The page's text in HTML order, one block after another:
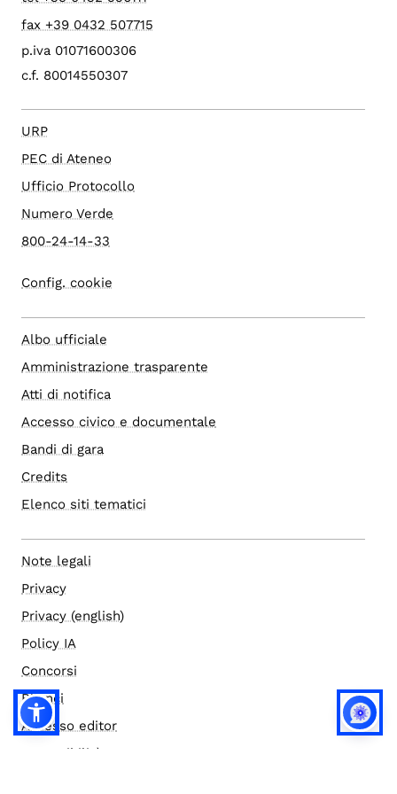
fax +39 0432 507715
p.iva 01071600306
c.f. 80014550307
URP
PEC di Ateneo
Ufficio Protocollo
Numero Verde
800-24-14-33
Config. cookie
Albo ufficiale
Amministrazione trasparente
Atti di notifica
Accesso civico e documentale
Bandi di gara
Credits
Elenco siti tematici
Note legali
Privacy
Privacy (english)
Policy IA
Concorsi
Bilanci
Accesso editor
Accessibilità